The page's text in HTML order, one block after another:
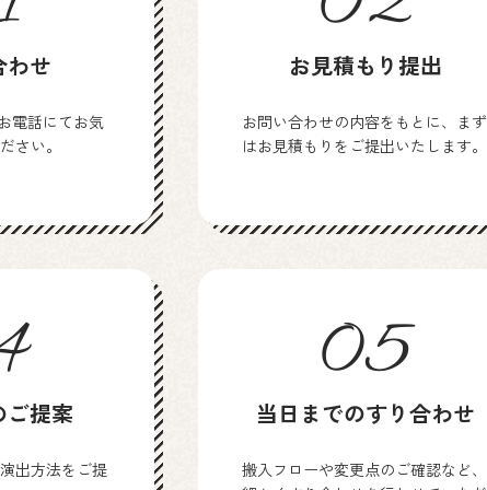
わせ
電話にてお気
さい。
お見積もり提出
お問い合わせの内容をもとに、まず
はお見積もりをご提出いたします。
ご提案
出方法をご提
05
当日までのすり合わせ
搬入フローや変更点のご確認など、